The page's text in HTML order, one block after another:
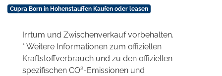
Cupra Born in Hohenstauffen Kaufen oder leasen
Irrtum und Zwischenverkauf vorbehalten.
* Weitere Informationen zum offiziellen
Kraftstoffverbrauch und zu den offiziellen
spezifischen CO2-Emissionen und